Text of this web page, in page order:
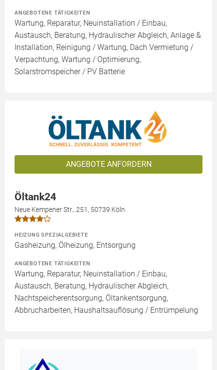
ANGEBOTENE TÄTIGKEITEN
Wartung, Reparatur, Neuinstallation / Einbau,
Austausch, Beratung, Hydraulischer Abgleich, Anlage &
Installation, Reinigung / Wartung, Dach Vermietung /
Verpachtung, Wartung / Optimierung,
Solarstromspeicher / PV Batterie
ANGEBOTE ANFORDERN
Öltank24
Neue Kempener Str., 251, 50739 Köln
HEIZUNG SPEZIALGEBIETE
Gasheizung, Ölheizung, Entsorgung
ANGEBOTENE TÄTIGKEITEN
Wartung, Reparatur, Neuinstallation / Einbau,
Austausch, Beratung, Hydraulischer Abgleich,
Nachtspeicherentsorgung, Öltankentsorgung,
Abbrucharbeiten, Haushaltsauflösung / Entrümpelung